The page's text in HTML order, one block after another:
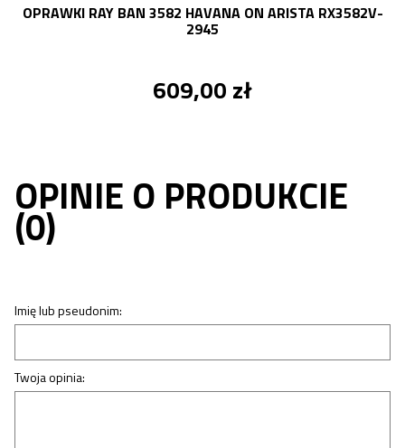
OPRAWKI RAY BAN 3582 HAVANA ON ARISTA RX3582V-
2945
609,00 zł
OPINIE O PRODUKCIE
(0)
Imię lub pseudonim:
Twoja opinia: